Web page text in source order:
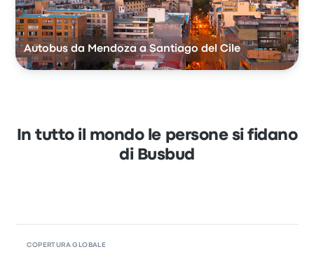
Autobus da Mendoza a Santiago del Cile
In tutto il mondo le persone si fidano
di Busbud
COPERTURA GLOBALE